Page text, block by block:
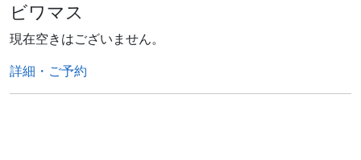
ビワマス
現在空きはございません。
詳細・ご予約